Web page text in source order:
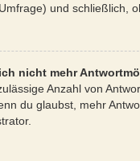
und schließlich,
nicht mehr
Anzahl von
du glaubst, mehr